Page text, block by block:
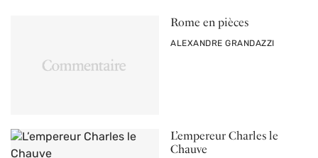
Rome en pièces
PAR
ALEXANDRE GRANDAZZI
L’empereur Charles le
Chauve